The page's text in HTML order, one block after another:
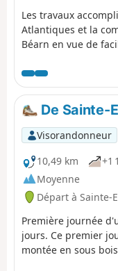
Les travaux
Atlantiques et la
Béarn en vue de
randonneurs et
permettent
dans les meilleures
Profitons-en !
De Sainte-
Visorandonneur
10,49 km
+1
Moyenne
Départ à Sainte-
Première journée
jours. Ce premier
montée en sous